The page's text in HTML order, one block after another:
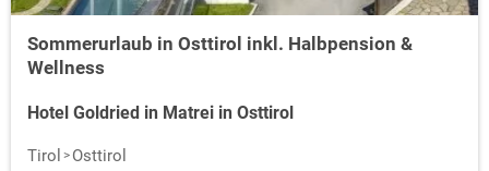
Sommerurlaub in Osttirol inkl. Halbpension &
Wellness
Hotel Goldried in Matrei in Osttirol
Tirol
Osttirol